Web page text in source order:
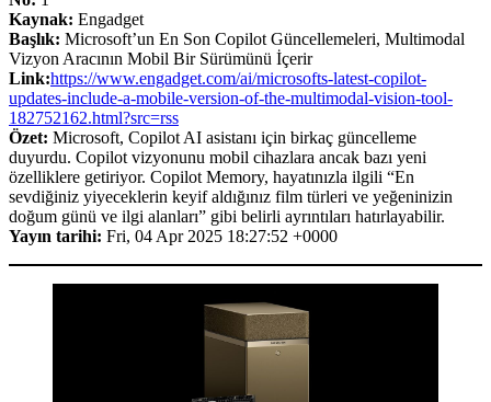
Kaynak: Engadget
Başlık: Microsoft’un En Son Copilot Güncellemeleri, Multimodal
Vizyon Aracının Mobil Bir Sürümünü İçerir
Link:https://www.engadget.com/ai/microsofts-latest-copilot-
updates-include-a-mobile-version-of-the-multimodal-vision-tool-
182752162.html?src=rss
Özet: Microsoft, Copilot AI asistanı için birkaç güncelleme
duyurdu. Copilot vizyonunu mobil cihazlara ancak bazı yeni
özelliklere getiriyor. Copilot Memory, hayatınızla ilgili “En
sevdiğiniz yiyeceklerin keyif aldığınız film türleri ve yeğeninizin
doğum günü ve ilgi alanları” gibi belirli ayrıntıları hatırlayabilir.
Yayın tarihi: Fri, 04 Apr 2025 18:27:52 +0000